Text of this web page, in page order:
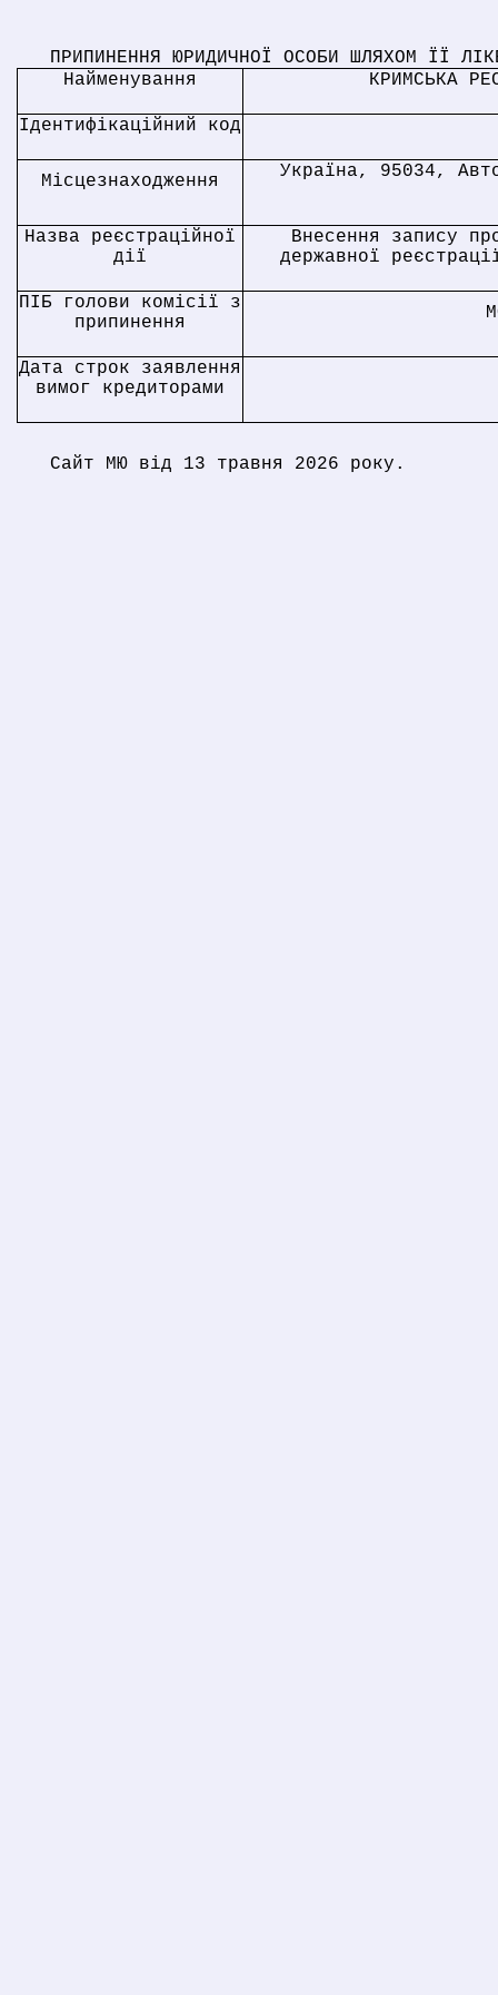
ПРИПИНЕННЯ ЮРИДИЧНОЇ ОСОБИ ШЛЯХОМ ЇЇ
Найменування
КРИМСЬКА
Ідентифікаційний код
Місцезнаходження Україна, 95034,
Назва реєстраційної
дії
Внесення запису
державної
ПІБ голови комісії з
припинення
Дата строк заявлення
вимог кредиторами
Сайт МЮ від 13 травня 2026 року.